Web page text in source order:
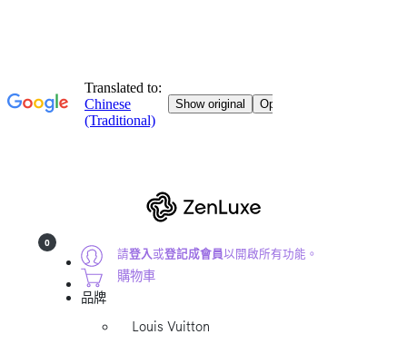
請登入或登記成會員以開啟所有功能。
0
購物車
品牌
Louis Vuitton